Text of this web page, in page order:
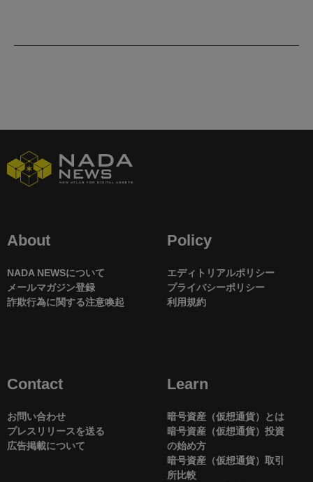
About
NADA NEWSについて
メールマガジン登録
詐欺行為に関する注意喚起
Policy
エディトリアルポリシー
プライバシーポリシー
利用規約
Contact
お問い合わせ
プレスリリースを送る
広告掲載について
Learn
暗号資産（仮想通貨）とは
暗号資産（仮想通貨）投資
の始め方
暗号資産（仮想通貨）取引
所比較